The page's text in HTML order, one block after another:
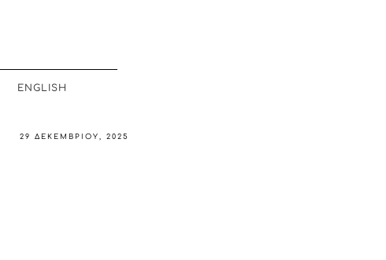
ENGLISH
29 ΔΕΚΕΜΒΡΊΟΥ, 2025